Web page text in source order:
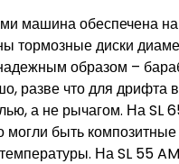
машина обеспечена
тормозные диски
образом –
разве что для дрифта
а не рычагом. На SL
быть
На SL 55